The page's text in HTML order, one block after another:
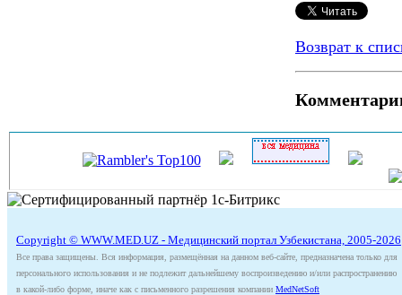
Возврат к
Copyright © WWW.MED.UZ - Медицинский портал Узбекистана, 2005-2026
Все права защищены. Вся информация, размещённая на данном веб-сайте, предназначена только для
персонального использования и не подлежит дальнейшему воспроизведению и/или распространению
в какой-либо форме, иначе как с письменного разрешения компании MedNetSoft